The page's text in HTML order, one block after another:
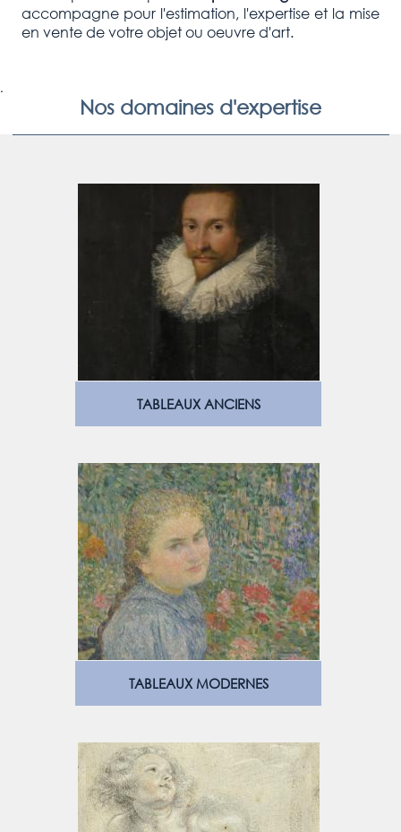
accompagne pour l'estimation, l'expertise et la mise
en vente de votre objet ou oeuvre d'art.
.
Nos domaines d'expertise
TABLEAUX ANCIENS
TABLEAUX MODERNES